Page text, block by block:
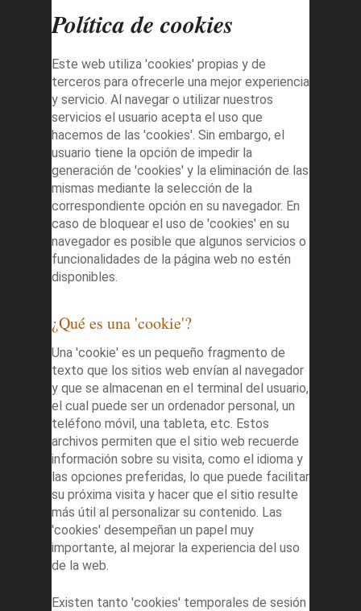
Política de cookies
Este web utiliza 'cookies' propias y de
terceros para ofrecerle una mejor experiencia
y servicio. Al navegar o utilizar nuestros
servicios el usuario acepta el uso que
hacemos de las 'cookies'. Sin embargo, el
usuario tiene la opción de impedir la
generación de 'cookies' y la eliminación de las
mismas mediante la selección de la
correspondiente opción en su navegador. En
caso de bloquear el uso de 'cookies' en su
navegador es posible que algunos servicios o
funcionalidades de la página web no estén
disponibles.
¿Qué es una 'cookie'?
Una 'cookie' es un pequeño fragmento de
texto que los sitios web envían al navegador
y que se almacenan en el terminal del usuario,
el cual puede ser un ordenador personal, un
teléfono móvil, una tableta, etc. Estos
archivos permiten que el sitio web recuerde
información sobre su visita, como el idioma y
las opciones preferidas, lo que puede facilitar
su próxima visita y hacer que el sitio resulte
más útil al personalizar su contenido. Las
'cookies' desempeñan un papel muy
importante, al mejorar la experiencia del uso
de la web.
Existen tanto 'cookies' temporales de sesión